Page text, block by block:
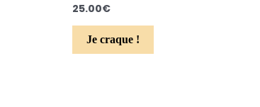
25.00€
Je craque !
produit